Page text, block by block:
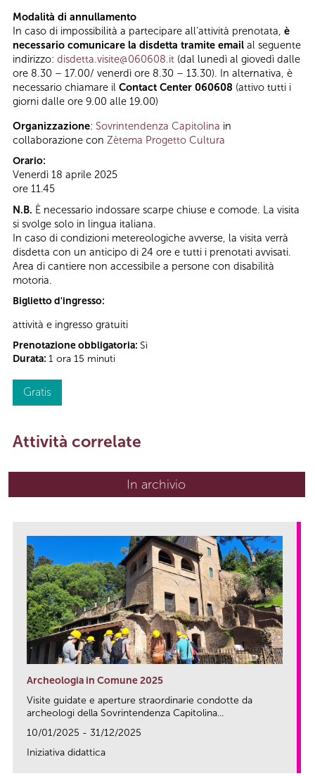
Modalità di annullamento
In caso di impossibilità a partecipare all’attività prenotata, è
necessario comunicare la disdetta tramite email al seguente
indirizzo: disdetta.visite@060608.it (dal lunedì al giovedì dalle
ore 8.30 – 17.00/ venerdì ore 8.30 – 13.30). In alternativa, è
necessario chiamare il Contact Center 060608 (attivo tutti i
giorni dalle ore 9.00 alle 19.00)
Organizzazione: Sovrintendenza Capitolina in
collaborazione con Zètema Progetto Cultura
Orario:
Venerdì 18 aprile 2025
ore 11.45
N.B. È necessario indossare scarpe chiuse e comode. La visita
si svolge solo in lingua italiana.
In caso di condizioni metereologiche avverse, la visita verrà
disdetta con un anticipo di 24 ore e tutti i prenotati avvisati.
Area di cantiere non accessibile a persone con disabilità
motoria.
Biglietto d'ingresso:
attività e ingresso gratuiti
Prenotazione obbligatoria: Sì
Durata: 1 ora 15 minuti
Gratis
Attività correlate
In archivio
Archeologia in Comune 2025
Visite guidate e aperture straordinarie condotte da
archeologi della Sovrintendenza Capitolina...
10/01/2025 - 31/12/2025
Iniziativa didattica